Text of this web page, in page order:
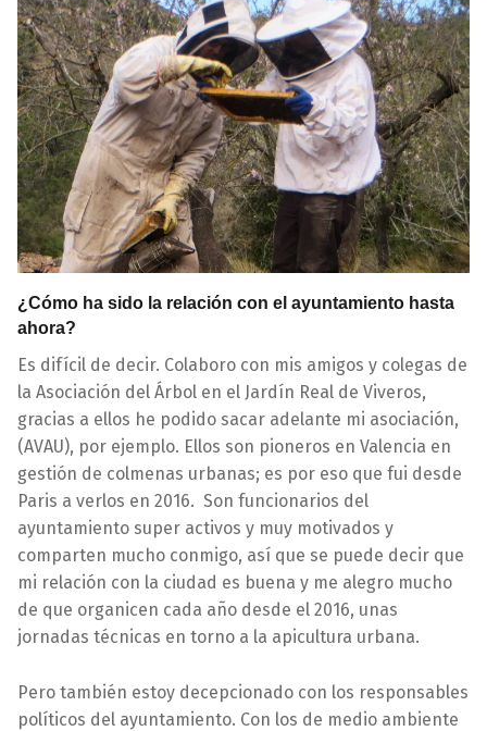
¿Cómo ha sido la relación con el ayuntamiento hasta
ahora?
Es difícil de decir. Colaboro con mis amigos y colegas de
la Asociación del Árbol en el Jardín Real de Viveros,
gracias a ellos he podido sacar adelante mi asociación,
(AVAU), por ejemplo. Ellos son pioneros en Valencia en
gestión de colmenas urbanas; es por eso que fui desde
Paris a verlos en 2016. Son funcionarios del
ayuntamiento super activos y muy motivados y
comparten mucho conmigo, así que se puede decir que
mi relación con la ciudad es buena y me alegro mucho
de que organicen cada año desde el 2016, unas
jornadas técnicas en torno a la apicultura urbana.
Pero también estoy decepcionado con los responsables
políticos del ayuntamiento. Con los de medio ambiente